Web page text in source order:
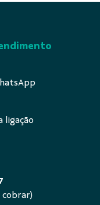
ligação